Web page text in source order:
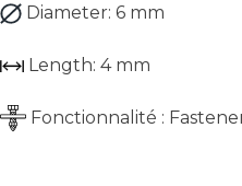
Diameter: 6 mm
Length: 4 mm
Fonctionnalité :